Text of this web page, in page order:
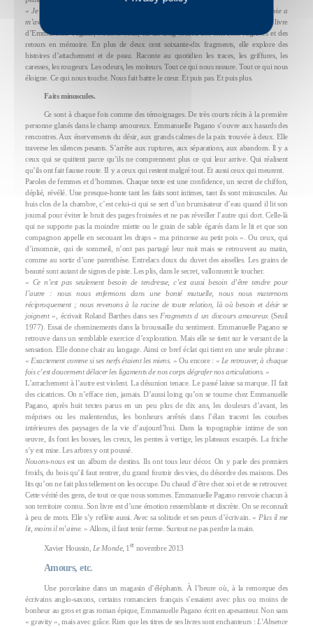
« Je l’ai aimé par ses mains, immédiatement. Lui il est Ie premier homme de ma vie a
m’avoir serré la main, les autres, familiers ou non, me faisaient la bise.
» Le dernier livre
d’Emmanuelle Pagano,
, est un long recueil des émotions fugitives et des
retours en mémoire. En plus de deux cent soixante-dix fragments, elle explore des
histoires d’attachement et de peau. Raconte au quotidien les traces, les griffures, les
caresses, les rougeurs. Les odeurs, les moiteurs. Tout ce qui nous rassure. Tout ce qui nous
éloigne. Ce qui nous touche. Nous fait battre le cœur. Et puis pas. Et puis plus.
Faits minuscules.
Ce sont à chaque fois comme des témoignages. De très courts récits à la première
personne glanés dans le champ amoureux. Emmanuelle Pagano s’ouvre aux hasards des
rencontres. Aux énervements du désir, aux grands calmes de la paix trouvée à deux. Elle
traverse les silences pesants. S’arrête aux ruptures, aux séparations, aux abandons. ll y a
ceux qui se quittent parce qu’ils ne comprennent plus ce qui leur arrive. Qui réalisent
qu’ils ont fait fausse route. II y a ceux qui restent malgré tout. Et aussi ceux qui meurent.
Paroles de femmes et d’hommes. Chaque texte est une confidence, un secret de chiffon,
déplié, révélé. Une presque-honte tant les faits sont intimes, tant ils sont minuscules. Au
huis clos de la chambre, c’est celui-ci qui se sert d’un brumisateur d’eau quand il lit son
journal pour éviter le bruit des pages froissées et ne pas réveiller l’autre qui dort. Celle-là
qui ne supporte pas la moindre miette ou le grain de sable égarés dans le lit et que son
compagnon appelle en secouant les draps « ma princesse au petit pois ». Ou ceux, qui
d’insomnie, qui de sommeil, n’ont pas partagé leur nuit mais se retrouvent au matin,
comme au sortir d’une parenthèse. Entrelacs doux du duvet des aisselles. Les grains de
beauté sont autant de signes de piste. Les plis, dans le secret, vallonnent le toucher.
« Ce n’est pas seulement besoin de tendresse, c’est aussi besoin d’être tendre pour
l’autre : nous nous enfermons dans une bonté mutuelle, nous nous maternons
réciproquement ; nous revenons à la racine de toute relation, là où besoin et désir se
joignent», écrivait Roland Barthes dans ses Fragments d un discours amoureux(Seuil
1977). Essai de cheminements dans la broussaille du sentiment. Emmanuelle Pagano se
retrouve dans un semblable exercice d’exploration. Mais elle se tient sur le versant de la
sensation. Elle donne chair au langage. Ainsi ce bref éclat qui tient en une seule phrase :
« Exactement comme si ses nerfs étaient les miens. » Ou encore : « Le retrouver, à chaque
fois c’est doucement délacer les ligaments de nos corps dégrafer nos articulations. »
L’arrachement à l’autre est violent. La désunion tenace. Le passé laisse sa marque. II fait
des cicatrices. On n’efface rien, jamais. D’aussi loing qu’on se tourne chez Emmanuelle
Pagano, après huit textes parus en un peu plus de dix ans, les douleurs d’avant, les
méprises ou les malentendus, les bonheurs arrêtés dans l’élan tracent les courbes
intérieures des paysages de la vie d’aujourd’hui. Dans la topographie intime de son
œuvre, ils font les bosses, les creux, les pentes à vertige, les plateaux escarpés. La friche
s’y est mise. Les arbres y ont poussé.
Nouons-nousest un album de destins. Ils ont tous leur décor. On y parle des premiers
froids, du bois qu’il faut rentrer, du grand foutoir des vies, du désordre des maisons. Des
lits qu’on ne fait plus tellement on les occupe. Du chaud d’être chez soi et de se retrouver.
Cette vérité des gens, de tout ce que nous sommes. Emmanuelle Pagano renvoie chacun à
son territoire connu. Son livre est d’une émotion ressemblante et discrète. On se reconnaît
à peu de mots. Elle s’y reflète aussi. Avec sa solitude et ses peurs d’écrivain. « Plus il me
lit, moins il m’aime. » Allons, il faut tenir ferme. Surtout ne pas perdre la main.
Xavier Houssin, Le Monde, 1 er novembre 2013
Amours, etc.
Une porcelaine dans un magasin d’éléphants. À l’heure où, à la remorque des
écrivains anglo-saxons, certains romanciers français s’essaient avec plus ou moins de
bonheur au gros et gras roman épique, Emmanuelle Pagano écrit en apesanteur. Non sans
« gravity », mais avec grâce. Rien que les titres de ses livres sont enchanteurs : L’Absence